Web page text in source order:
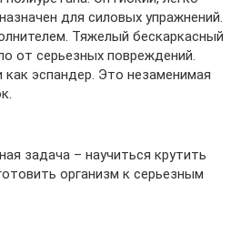
для силовых упражнений.
Тяжелый бескаркасный
от серьезных повреждений.
как эспандер. Это незаменимая
задача – научиться крутить
организм к серьезным